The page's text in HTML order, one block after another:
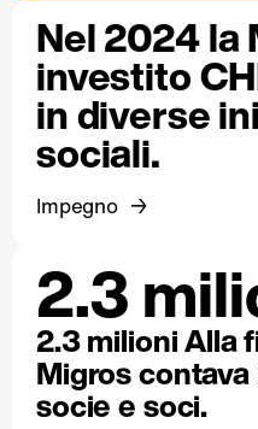
Nel 2024 la
investito
in diverse
sociali.
Impegno
2.3
2.3 milioni Alla
Migros
socie e soci.